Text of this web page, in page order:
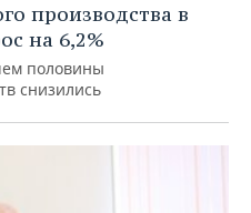
производства в
на 6,2%
половины
снизились